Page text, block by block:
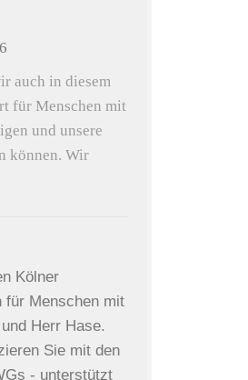
auch in diesem
für Menschen mit
und unsere
können. Wir